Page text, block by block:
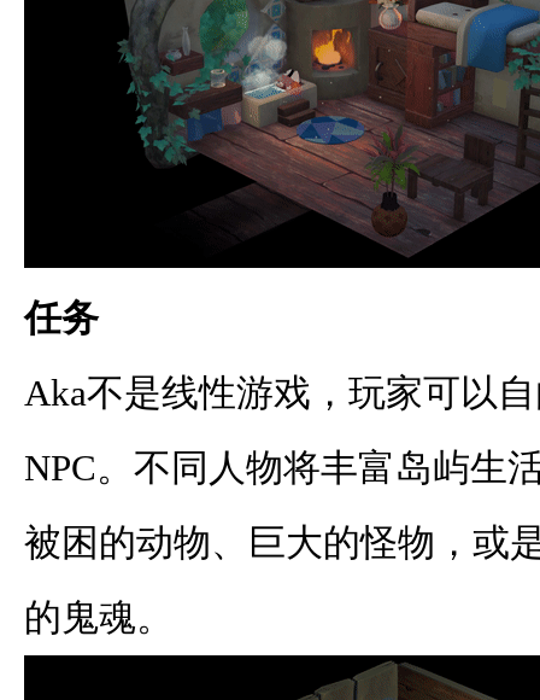
任务
Aka不是线性游戏，玩家可以
NPC。不同人物将丰富岛屿生
被困的动物、巨大的怪物，或
的鬼魂。